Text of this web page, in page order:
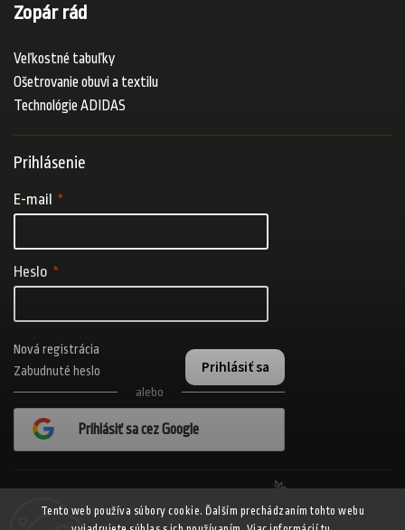
Tento web používa súbory cookie. Ďalším prechádzaním tohto webu
Zopár rád
Veľkostné tabuľky
Ošetrovanie obuvi a textilu
Technológie ADIDAS
Prihlásenie
E-mail
Heslo
Prihlásiť sa
Nová registrácia
Zabudnuté heslo
alebo
Prihlásiť sa cez Google